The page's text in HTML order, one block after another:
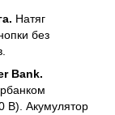
Натяг
без
Bank.
В). Акумулятор